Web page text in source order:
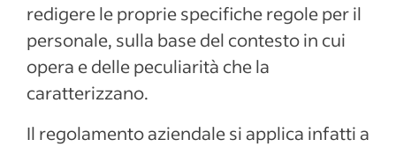
redigere le proprie specifiche regole per il
personale, sulla base del contesto in cui
opera e delle peculiarità che la
caratterizzano.
Il regolamento aziendale si applica infatti a